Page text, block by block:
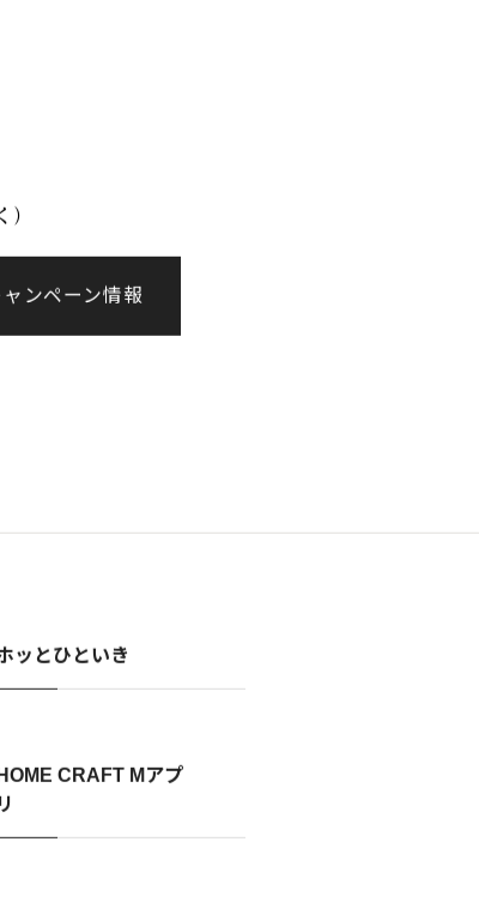
ンペーン情報
ッとひといき
CRAFT Mアプ
リ